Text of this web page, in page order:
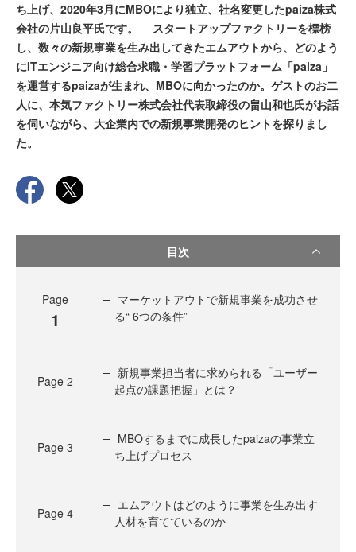
ち上げ、2020年3月にMBOにより独立、社名変更したpaiza株式
会社の片山良平氏です。 スタートアップファクトリーを標榜
し、数々の新規事業を生み出してきたエムアウトから、どのよう
にITエンジニア向け総合求職・学習プラットフォーム「paiza」
を運営するpaizaが生まれ、MBOに向かったのか。ゲストのお二
人に、本気ファクトリー株式会社代表取締役の畠山和也氏がお話
を伺いながら、大企業内での新規事業開発のヒントを探りまし
た。
目次
Page
1
マーケットアウトで新規事業を成功させ
る“ 6つの条件”
Page 2
新規事業担当者に求められる「ユーザー
起点の課題把握」とは？
Page 3
MBOするまでに成長したpaizaの事業立
ち上げプロセス
Page 4
エムアウトはどのように事業を生み出す
人材を育てているのか